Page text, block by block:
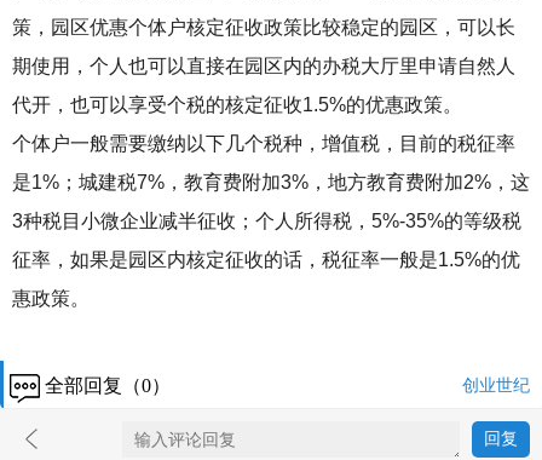
策，园区优惠个体户核定征收政策比较稳定的园区，可以长
期使用，个人也可以直接在园区内的办税大厅里申请自然人
代开，也可以享受个税的核定征收1.5%的优惠政策。
个体户一般需要缴纳以下几个税种，增值税，目前的税征率
是1%；城建税7%，教育费附加3%，地方教育费附加2%，这
3种税目小微企业减半征收；个人所得税，5%-35%的等级税
征率，如果是园区内核定征收的话，税征率一般是1.5%的优
惠政策。
全部回复（0） 创业世纪